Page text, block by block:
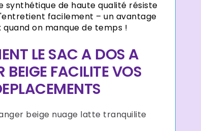
synthétique de haute qualité résiste
facilement – un avantage
quand on manque de temps !
LE SAC A DOS A
BEIGE FACILITE VOS